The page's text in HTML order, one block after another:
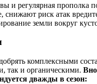
и регулярная прополка
снижают риск атак
земли вокруг
комплексными
так и органическими.
дважды в сезон: